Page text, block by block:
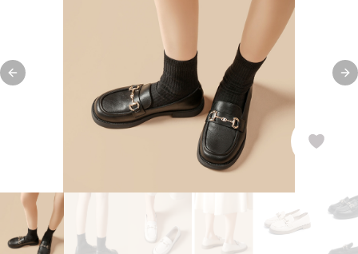
Previous slide